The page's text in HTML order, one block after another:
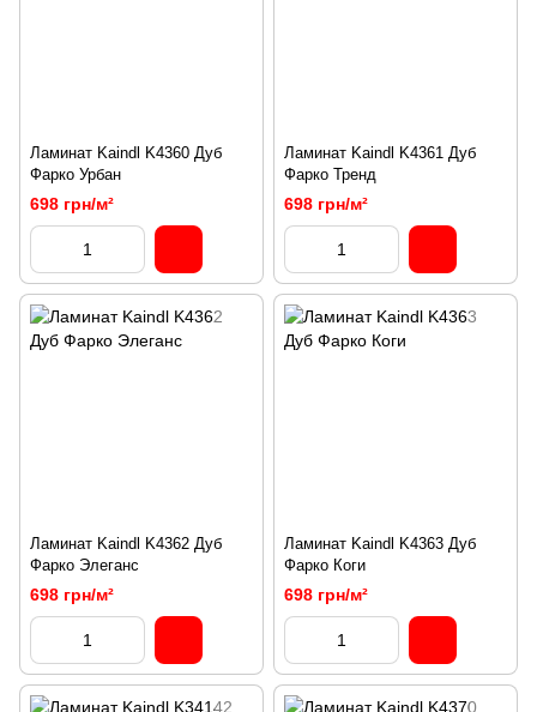
Ламинат Kaindl K4360 Дуб
Фарко Урбан
698 грн/м²
Ламинат Kaindl K4361 Дуб
Фарко Тренд
698 грн/м²
Ламинат Kaindl K4362 Дуб
Фарко Элеганс
698 грн/м²
Ламинат Kaindl K4363 Дуб
Фарко Коги
698 грн/м²